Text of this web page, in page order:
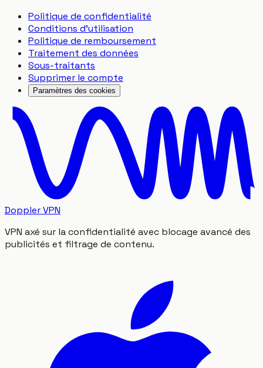
Politique de confidentialité
Conditions d'utilisation
Politique de remboursement
Traitement des données
Sous-traitants
Supprimer le compte
Paramètres des cookies
Doppler VPN
VPN axé sur la confidentialité avec blocage avancé des
publicités et filtrage de contenu.